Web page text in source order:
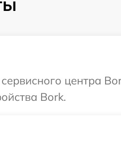
центра
Bork.